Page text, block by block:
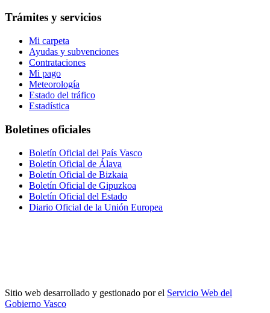
Trámites y servicios
Mi carpeta
Ayudas y subvenciones
Contrataciones
Mi pago
Meteorología
Estado del tráfico
Estadística
Boletines oficiales
Boletín Oficial del País Vasco
Boletín Oficial de Álava
Boletín Oficial de Bizkaia
Boletín Oficial de Gipuzkoa
Boletín Oficial del Estado
Diario Oficial de la Unión Europea
Sitio web desarrollado y gestionado por el Servicio Web del
Gobierno Vasco